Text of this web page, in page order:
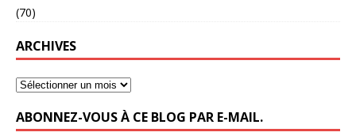
(70)
ARCHIVES
ABONNEZ-VOUS À CE BLOG PAR E-MAIL.